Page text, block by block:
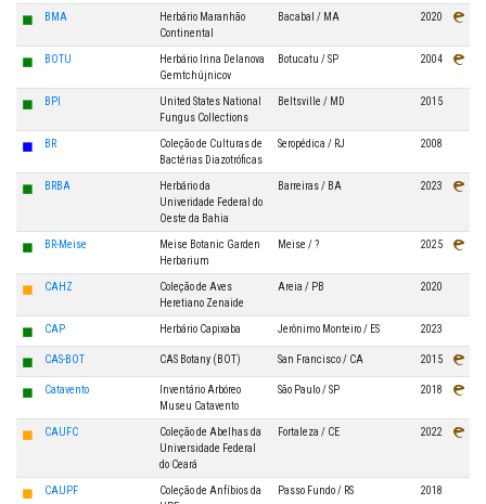
◼ BMA
Herbário Maranhão
Continental
Bacabal / MA 2020
◼ BOTU
Herbário Irina Delanova
Gemtchújnicov
Botucatu / SP 2004
◼ BPI
United States National
Fungus Collections
Beltsville / MD 2015
◼ BR
Coleção de Culturas de
Bactérias Diazotróficas
Seropédica / RJ 2008
◼ BRBA
Herbário da
Univeridade Federal do
Oeste da Bahia
Barreiras / BA 2023
◼ BR-Meise
Meise Botanic Garden
Herbarium
Meise / ? 2025
◼ CAHZ
Coleção de Aves
Heretiano Zenaide
Areia / PB 2020
◼ CAP Herbário Capixaba Jerônimo Monteiro / ES 2023
◼ CAS-BOT CAS Botany (BOT) San Francisco / CA 2015
◼ Catavento
Inventário Arbóreo
Museu Catavento
São Paulo / SP 2018
◼ CAUFC
Coleção de Abelhas da
Universidade Federal
do Ceará
Fortaleza / CE 2022
◼ CAUPF
Coleção de Anfíbios da
Passo Fundo / RS 2018